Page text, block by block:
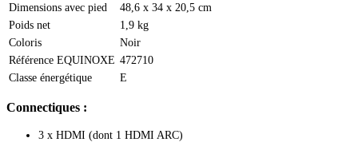
Dimensions avec pied
48,6 x 34 x 20,5 cm
Poids net
1,9 kg
Coloris
Noir
Référence EQUINOXE 472710
Classe énergétique
E
Connectiques :
3 x HDMI (dont 1 HDMI ARC)